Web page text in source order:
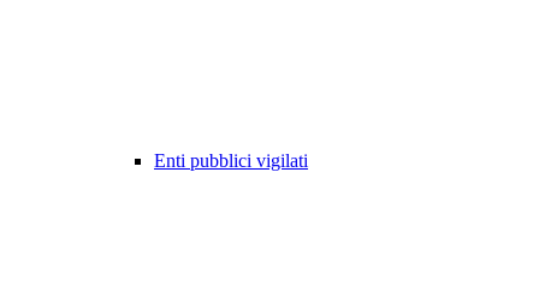
Enti pubblici vigilati